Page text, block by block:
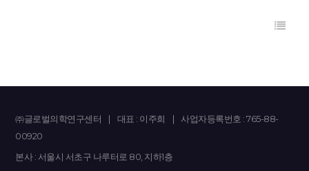
㈜글로벌의학연구센터 | 대표 : 이주희 |
사업자등록번호 : 765-88-
00920
본사 : 서울시 서초구 나루터로 80, 지하1층